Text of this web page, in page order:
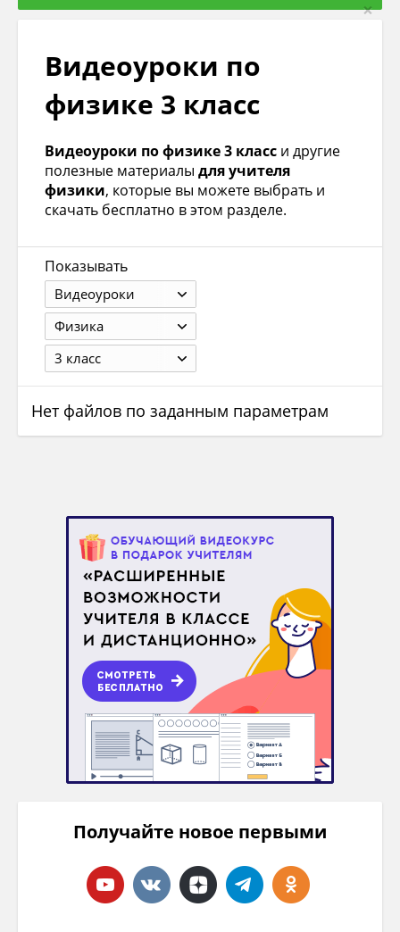
×
Видеоуроки по
физике 3 класс
Видеоуроки по физике 3 класс и другие
полезные материалы для учителя
физики, которые вы можете выбрать и
скачать бесплатно в этом разделе.
Показывать
Видеоуроки
Физика
3 класс
Нет файлов по заданным параметрам
Получайте новое первыми